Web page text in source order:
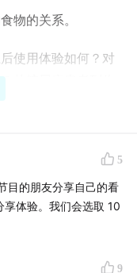
物的关系。
使用体验如何？对
从糖尿病患者到临
们对血糖管理的认
赠送给在小宇宙评
朋友们，请按照说
5
目的朋友分享自己的看
体验。我们会选取 10
9